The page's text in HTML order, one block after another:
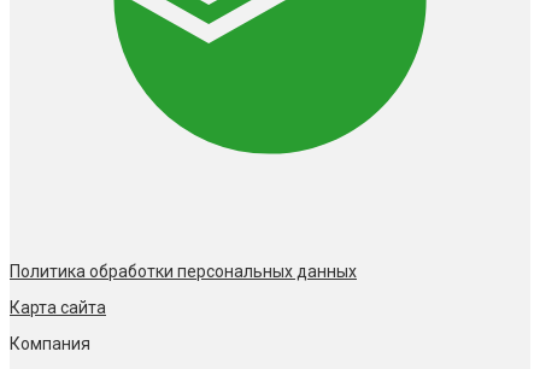
Политика обработки персональных данных
Карта сайта
Компания